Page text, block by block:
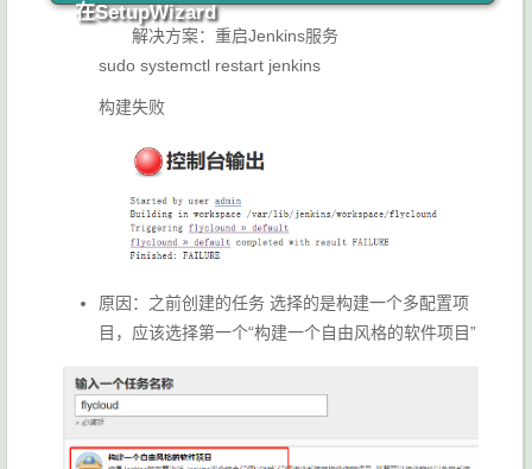
在SetupWizard
解决方案：重启Jenkins服务
sudo systemctl restart jenkins
构建失败
原因：之前创建的任务 选择的是构建一个多配置项
目，应该选择第一个“构建一个自由风格的软件项目”